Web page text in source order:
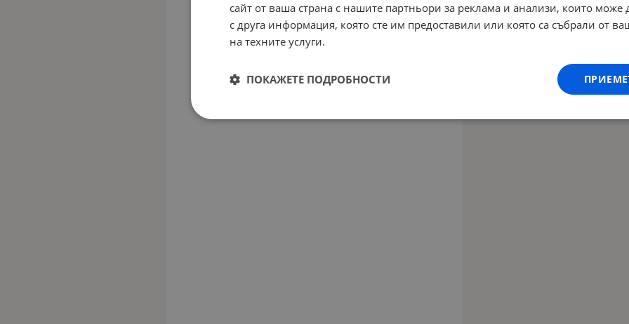
сайт от ваша страна с нашите партньори за реклама и анализи, които може
с друга информация, която сте им предоставили или която са събрали от
на техните услуги.
ПОКАЖЕТЕ ПОДРОБНОСТИ